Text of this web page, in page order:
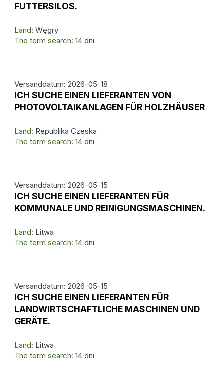
FUTTERSILOS.
Land: Węgry
The term search: 14 dni
Versanddatum: 2026-05-18
ICH SUCHE EINEN LIEFERANTEN VON
PHOTOVOLTAIKANLAGEN FÜR HOLZHÄUSER
Land: Republika Czeska
The term search: 14 dni
Versanddatum: 2026-05-15
ICH SUCHE EINEN LIEFERANTEN FÜR
KOMMUNALE UND REINIGUNGSMASCHINEN.
Land: Litwa
The term search: 14 dni
Versanddatum: 2026-05-15
ICH SUCHE EINEN LIEFERANTEN FÜR
LANDWIRTSCHAFTLICHE MASCHINEN UND
GERÄTE.
Land: Litwa
The term search: 14 dni